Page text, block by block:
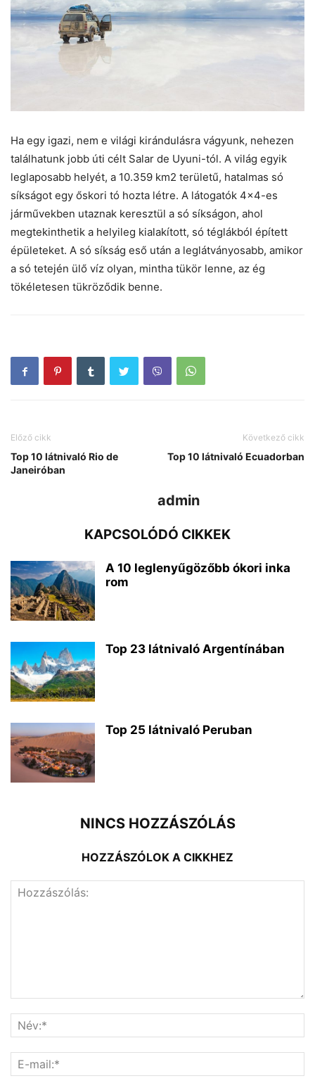
Ha egy igazi, nem e világi kirándulásra vágyunk, nehezen
találhatunk jobb úti célt Salar de Uyuni-tól. A világ egyik
leglaposabb helyét, a 10.359 km2 területű, hatalmas só
síkságot egy őskori tó hozta létre. A látogatók 4×4-es
járművekben utaznak keresztül a só síkságon, ahol
megtekinthetik a helyileg kialakított, só téglákból épített
épületeket. A só síkság eső után a leglátványosabb, amikor
a só tetején ülő víz olyan, mintha tükör lenne, az ég
tökéletesen tükröződik benne.
Előző cikk
Top 10 látnivaló Rio de
Janeiróban
Következő cikk
Top 10 látnivaló Ecuadorban
admin
KAPCSOLÓDÓ CIKKEK
A 10 leglenyűgözőbb ókori inka
rom
Top 23 látnivaló Argentínában
Top 25 látnivaló Peruban
NINCS HOZZÁSZÓLÁS
HOZZÁSZÓLOK A CIKKHEZ